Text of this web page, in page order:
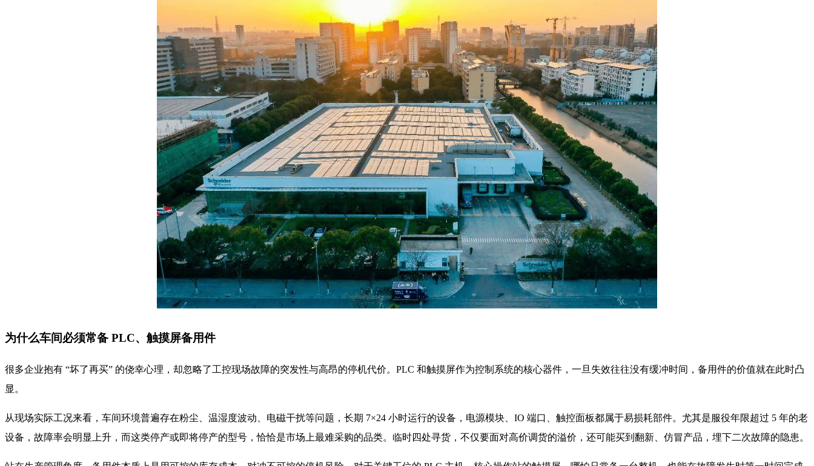
为什么车间必须常备 PLC、触摸屏备用件
很多企业抱有 “坏了再买” 的侥幸心理，却忽略了工控现场故障的突发性与高昂的停机代价。PLC 和触摸屏作为控制系统的核心器件，一旦失效往往没有缓冲时间，备用件的价值就在此时凸
显。
从现场实际工况来看，车间环境普遍存在粉尘、温湿度波动、电磁干扰等问题，长期 7×24 小时运行的设备，电源模块、IO 端口、触控面板都属于易损耗部件。尤其是服役年限超过 5 年的老
设备，故障率会明显上升，而这类停产或即将停产的型号，恰恰是市场上最难采购的品类。临时四处寻货，不仅要面对高价调货的溢价，还可能买到翻新、仿冒产品，埋下二次故障的隐患。